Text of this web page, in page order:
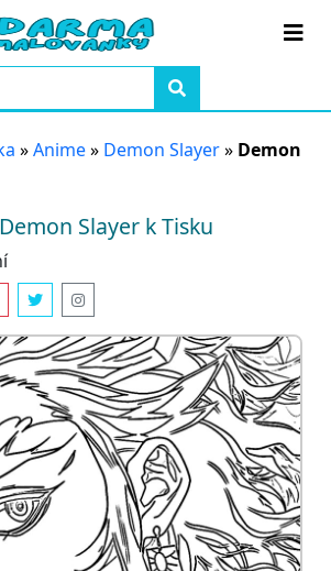
»Anime» Demon Slayer» Demon
Slayer k Tisku